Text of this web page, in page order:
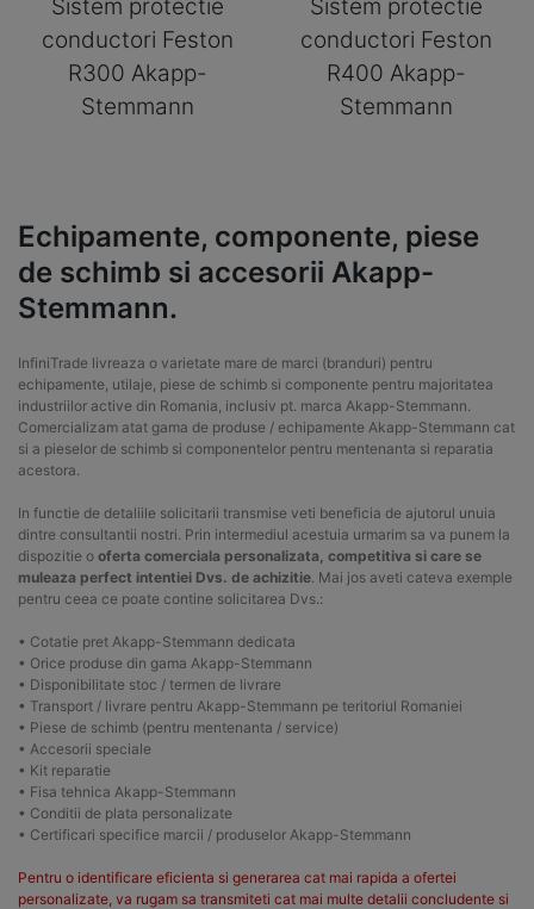
Sistem protectie
conductori Feston
R300 Akapp-
Stemmann
Sistem protectie
conductori Feston
R400 Akapp-
Stemmann
Echipamente, componente, piese
de schimb si accesorii Akapp-
Stemmann.
InfiniTrade livreaza o varietate mare de marci (branduri) pentru
echipamente, utilaje, piese de schimb si componente pentru majoritatea
industriilor active din Romania, inclusiv pt. marca Akapp-Stemmann.
Comercializam atat gama de produse / echipamente Akapp-Stemmann cat
si a pieselor de schimb si componentelor pentru mentenanta si reparatia
acestora.
In functie de detaliile solicitarii transmise veti beneficia de ajutorul unuia
dintre consultantii nostri. Prin intermediul acestuia urmarim sa va punem la
dispozitie o oferta comerciala personalizata, competitiva si care se
muleaza perfect intentiei Dvs. de achizitie . Mai jos aveti cateva exemple
pentru ceea ce poate contine solicitarea Dvs.:
• Cotatie pret Akapp-Stemmann dedicata
• Orice produse din gama Akapp-Stemmann
• Disponibilitate stoc / termen de livrare
• Transport / livrare pentru Akapp-Stemmann pe teritoriul Romaniei
• Piese de schimb (pentru mentenanta / service)
• Accesorii speciale
• Kit reparatie
• Fisa tehnica Akapp-Stemmann
• Conditii de plata personalizate
• Certificari specifice marcii / produselor Akapp-Stemmann
Pentru o identificare eficienta si generarea cat mai rapida a ofertei
personalizate, va rugam sa transmiteti cat mai multe detalii concludente si